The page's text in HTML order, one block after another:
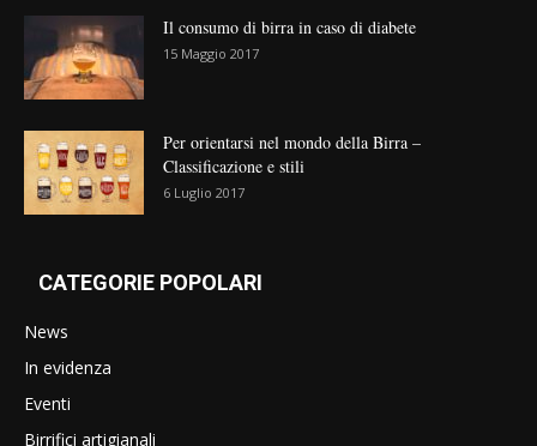
Il consumo di birra in caso di diabete
15 Maggio 2017
Per orientarsi nel mondo della Birra –
Classificazione e stili
6 Luglio 2017
CATEGORIE POPOLARI
News
In evidenza
Eventi
Birrifici artigianali